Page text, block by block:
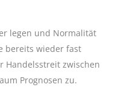
legen und Normalität
bereits wieder fast
Handelsstreit zwischen
Prognosen zu.